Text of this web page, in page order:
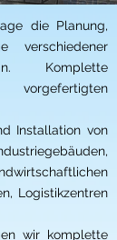
die Planung,
verschiedener
Komplette
Installation von
Logistikzentren
wir komplette